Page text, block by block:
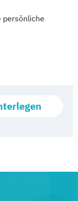
persönliche